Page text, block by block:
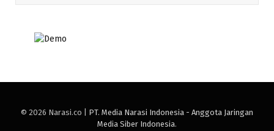
© 2026 Narasi.co | PT. Media Narasi Indonesia - Anggota Jaringan
Media Siber Indonesia.